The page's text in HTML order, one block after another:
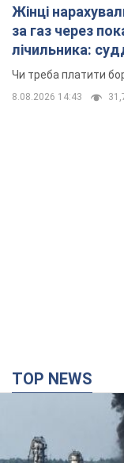
Жінці
за газ через
лічильника:
неочікуване
Чи треба платити
8.08.2026 14:43
TOP NEWS